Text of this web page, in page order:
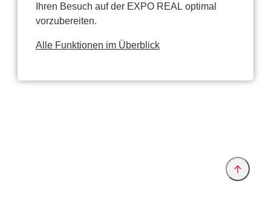
Ihren Besuch auf der EXPO REAL optimal
vorzubereiten.
Alle Funktionen im Überblick